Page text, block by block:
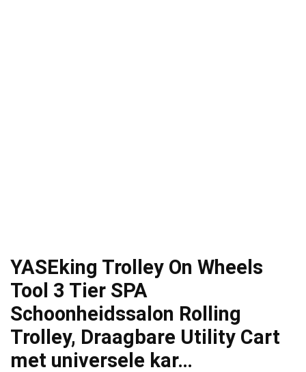
YASEking Trolley On Wheels
Tool 3 Tier SPA
Schoonheidssalon Rolling
Trolley, Draagbare Utility Cart
met universele kar…